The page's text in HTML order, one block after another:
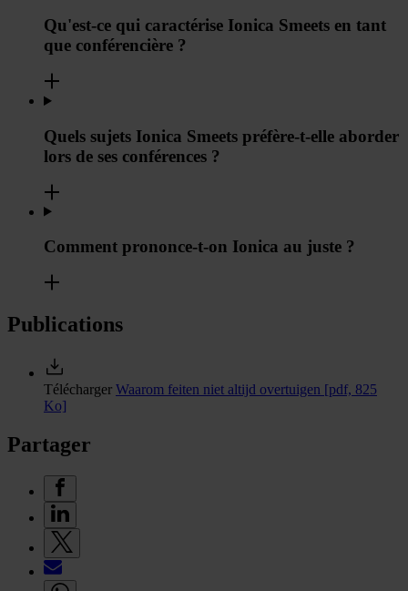
Qu'est-ce qui caractérise Ionica Smeets en tant
que conférencière ?
Quels sujets Ionica Smeets préfère-t-elle aborder
lors de ses conférences ?
Comment prononce-t-on Ionica au juste ?
Publications
Télécharger Waarom feiten niet altijd overtuigen [pdf, 825
Ko]
Partager